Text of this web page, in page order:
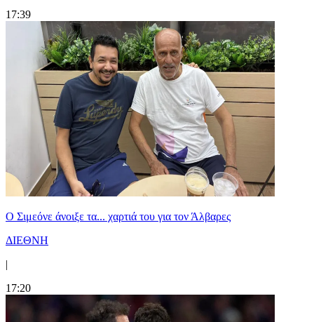
17:39
Ο Σιμεόνε άνοιξε τα... χαρτιά του για τον Άλβαρες
ΔΙΕΘΝΗ
|
17:20